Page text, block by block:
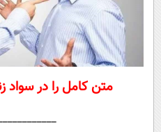
متن کامل را در سواد